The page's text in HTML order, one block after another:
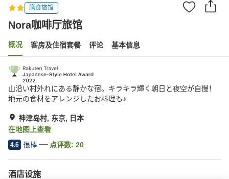
膳食旅馆
Nora咖啡厅旅馆
概况 客房及住宿套餐 评论 基本信息
山沿い村外れにある静かな宿。キラキラ輝く朝日と夜空が自慢！
地元の食材をアレンジしたお料理も♪
神津岛村, 东京, 日本
在地图上查看
4.6 很棒 点评数: 20
酒店设施